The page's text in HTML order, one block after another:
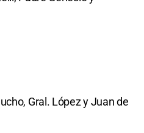
Gral. López y Juan de